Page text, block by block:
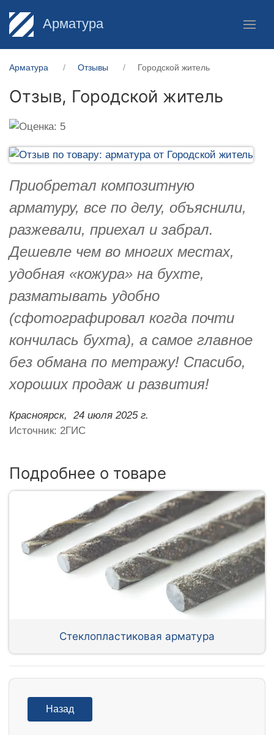
Арматура
Арматура Отзывы Городской житель
Отзыв, Городской житель
Приобретал композитную
арматуру, все по делу, объяснили,
разжевали, приехал и забрал.
Дешевле чем во многих местах,
удобная «кожура» на бухте,
разматывать удобно
(сфотографировал когда почти
кончилась бухта), а самое главное
без обмана по метражу! Спасибо,
хороших продаж и развития!
Красноярск,
24 июля 2025 г.
Источник: 2ГИС
Подробнее о товаре
Стеклопластиковая арматура
Назад